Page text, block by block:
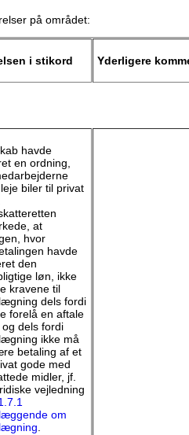
på området:
i stikord Yderligere
havde
en ordning,
biler til privat
at
hvor
havde
den
løn, ikke
kravene til
dels fordi
forelå en aftale
dels fordi
ikke må
betaling af et
gode med
midler, jf.
vejledning
om